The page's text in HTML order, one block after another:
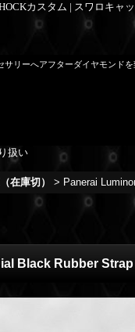
カスタム | スワロキ
リーへアフターダイヤモンドを
扱い
在庫切） > Panerai
Black Rubber